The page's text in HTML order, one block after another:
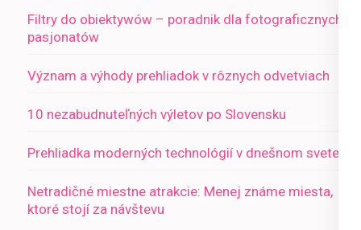
Filtry do obiektywów – poradnik dla fotograficznych
pasjonatów
Význam a výhody prehliadok v rôznych odvetviach
10 nezabudnuteľných výletov po Slovensku
Prehliadka moderných technológií v dnešnom svete
Netradičné miestne atrakcie: Menej známe miesta,
ktoré stojí za návštevu